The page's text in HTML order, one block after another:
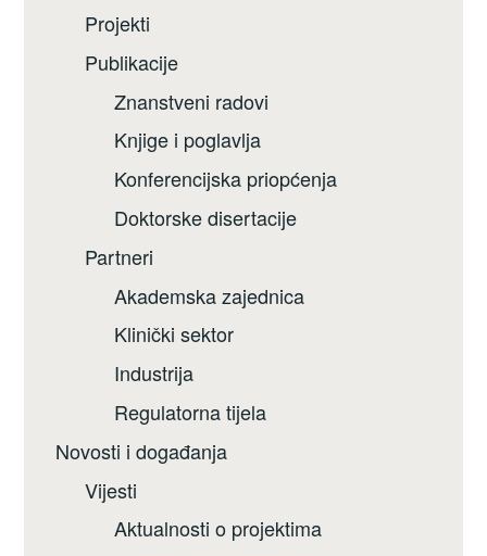
Projekti
Publikacije
Znanstveni radovi
Knjige i poglavlja
Konferencijska priopćenja
Doktorske disertacije
Partneri
Akademska zajednica
Klinički sektor
Industrija
Regulatorna tijela
Novosti i događanja
Vijesti
Aktualnosti o projektima